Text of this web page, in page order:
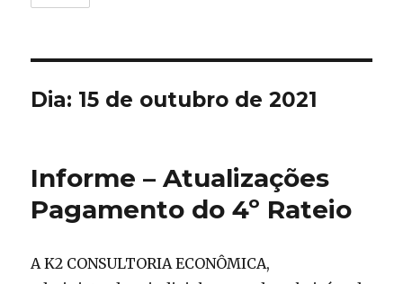
Dia: 15 de outubro de 2021
Informe – Atualizações
Pagamento do 4º Rateio
A K2 CONSULTORIA ECONÔMICA,